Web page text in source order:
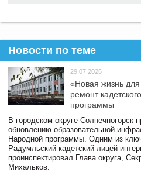
Новости по теме
29.07.2026
«Новая жизнь
ремонт
программы
В городском округе Солнечногорск
обновлению образовательной
Народной программы. Одним из
Радумльский кадетский лицей-
проинспектировал Глава округа,
Михальков.